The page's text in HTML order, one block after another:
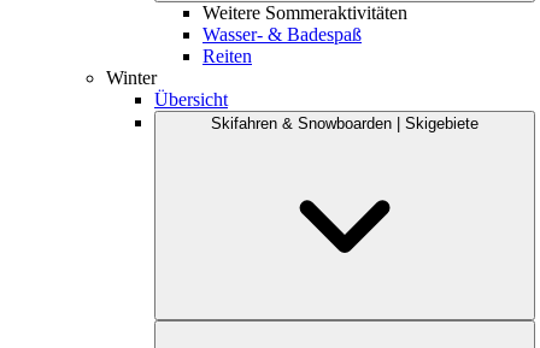
Weitere Sommeraktivitäten
Wasser- & Badespaß
Reiten
Winter
Übersicht
Skifahren & Snowboarden | Skigebiete